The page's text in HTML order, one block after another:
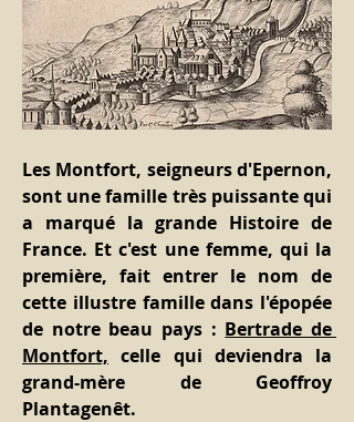
Les Montfort, seigneurs d'Epernon,
sont une famille très puissante qui
a marqué la grande Histoire de
France. Et c'est une femme, qui la
première, fait entrer le nom de
cette illustre famille dans l'épopée
de notre beau pays : Bertrade de
Montfort, celle qui deviendra la
grand-mère de Geoffroy
Plantagenêt.